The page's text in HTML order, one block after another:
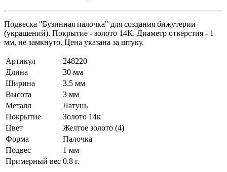
Подвеска "Бузинная палочка" для создания бижутерии
(украшений). Покрытие - золото 14К. Диаметр отверстия - 1
мм, не замкнуто. Цена указана за штуку.
Артикул
248220
Длина
30 мм
Ширина
3.5 мм
Высота
3 мм
Металл
Латунь
Покрытие
Золото 14к
Цвет
Желтое золото (4)
Форма
Палочка
Подвес
1 мм
Примерный вес 0.8 г.